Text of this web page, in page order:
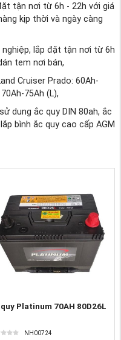
tận nơi từ 6h - 22h với giá
kịp thời và ngày càng
lắp đặt tận nơi từ 6h
tem nơi bán,
Cruiser Prado: 60Ah-
75Ah (L),
dung ắc quy DIN 80ah, ắc
bình ắc quy cao cấp AGM
Platinum 70AH 80D26L
NH00724